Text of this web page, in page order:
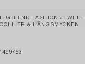
HIGH END FASHION
COLLIER & HÄNGSMYCKEN
1499753